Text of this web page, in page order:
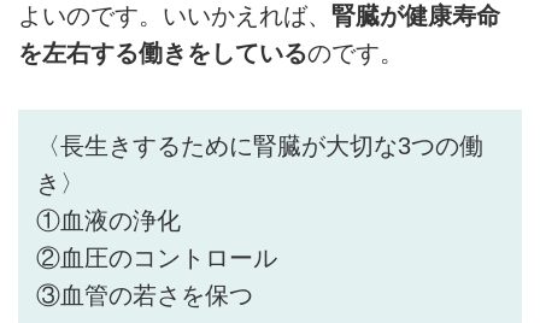
よいのです。いいかえれば、 腎臓が健康寿命
を左右する働きをしているのです。
〈長生きするために腎臓が大切な3つの働
き〉
①血液の浄化
②血圧のコントロール
③血管の若さを保つ